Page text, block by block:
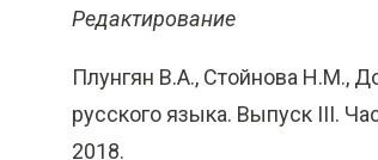
Редактирование
Плунгян В.А., Стойнова Н.М.,
русского языка. Выпуск III.
2018.